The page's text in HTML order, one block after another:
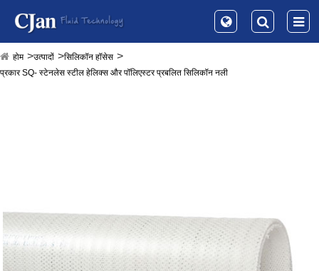
होम उत्पादों
सिलिकॉन हॉसेस
प्रकार SQ- स्टेनलेस स्टील हेलिक्स और पॉलिएस्टर प्रबलित सिलिकॉन नली